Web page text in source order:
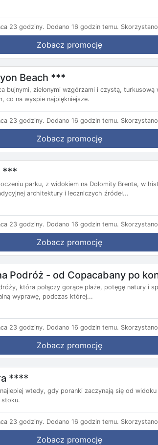
23 godziny. Dodano 16 godzin temu.
Zobacz promocję
Beach ***
bujnymi, zielonymi wzgórzami i czystą,
co na wyspie najpiękniejsze.
23 godziny. Dodano 16 godzin temu.
Zobacz promocję
***
parku, z widokiem na Dolomity Brenta, w
architektury i leczniczych źródeł...
23 godziny. Dodano 16 godzin temu.
Zobacz promocję
Podróż - od Copacabany po
która połączy gorące plaże, potęgę natury i
wyprawę, podczas której...
23 godziny. Dodano 16 godzin temu.
Zobacz promocję
****
wtedy, gdy poranki zaczynają się od
stoku.
23 godziny. Dodano 16 godzin temu.
Zobacz promocję